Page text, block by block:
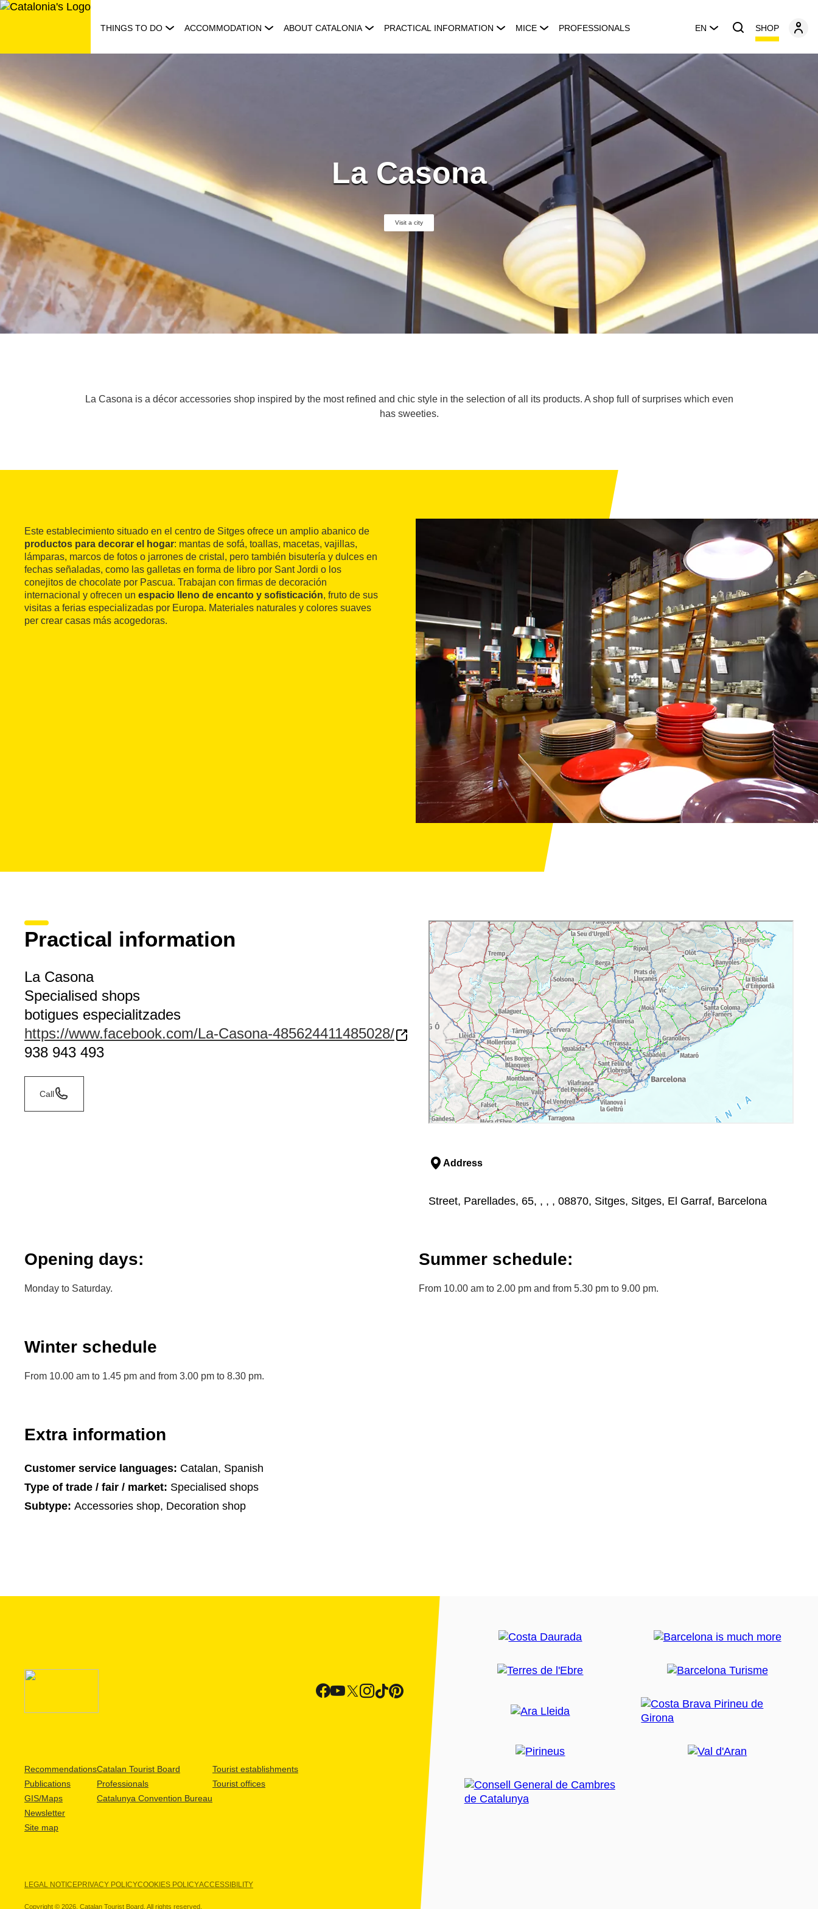
Skip
THINGS TO DO ACCOMMODATION ABOUT CATALONIA PRACTICAL INFORMATION MICE PROFESSIONALS EN SHOP
La Casona
Visit a city
La Casona is a décor accessories shop inspired by the most refined and chic style in the selection of all its products. A shop full of surprises which even
has sweeties.
Este establecimiento situado en el centro de Sitges ofrece un amplio abanico de
productos para decorar el hogar: mantas de sofá, toallas, macetas, vajillas,
lámparas, marcos de fotos o jarrones de cristal, pero también bisutería y dulces en
fechas señaladas, como las galletas en forma de libro por Sant Jordi o los
conejitos de chocolate por Pascua. Trabajan con firmas de decoración
internacional y ofrecen un espacio lleno de encanto y sofisticación, fruto de sus
visitas a ferias especializadas por Europa. Materiales naturales y colores suaves
per crear casas más acogedoras.
Practical information
La Casona
Specialised shops
botigues especialitzades
https://www.facebook.com/La-Casona-485624411485028/
938 943 493
Call
Address
Street, Parellades, 65, , , , 08870, Sitges, Sitges, El Garraf, Barcelona
Opening days:
Monday to Saturday.
Summer schedule:
From 10.00 am to 2.00 pm and from 5.30 pm to 9.00 pm.
Winter schedule
From 10.00 am to 1.45 pm and from 3.00 pm to 8.30 pm.
Extra information
Customer service languages: Catalan, Spanish
Type of trade / fair / market: Specialised shops
Subtype: Accessories shop, Decoration shop
Recommendations
Publications
GIS/Maps
Newsletter
Site map
Catalan Tourist Board
Professionals
Catalunya Convention Bureau
Tourist establishments
Tourist offices
LEGAL NOTICEPRIVACY POLICYCOOKIES POLICYACCESSIBILITY
Copyright © 2026. Catalan Tourist Board. All rights reserved.